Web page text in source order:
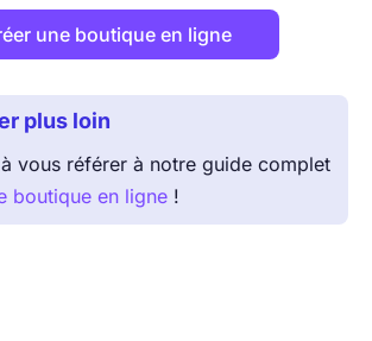
une boutique en ligne
plus loin
à vous référer à notre guide complet
boutique en ligne !